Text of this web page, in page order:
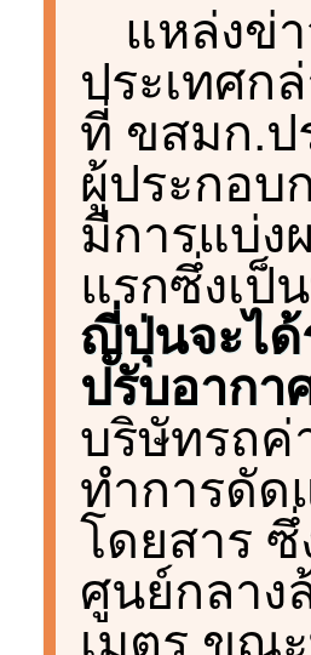
แหล่งข่
ประเทศก
ที่ ขสมก.ป
ผู้ประกอบ
มีการแบ่ง
แรกซึ่งเป็
ญี่ปุ่นจะได้
ปรับอากา
บริษัทรถค่
ทำการดัด
โดยสาร
ศูนย์กลาง
เมตร ขณ